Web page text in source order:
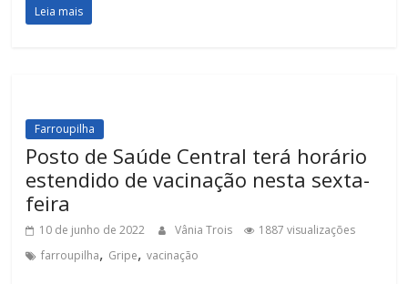
Leia mais
Farroupilha
Posto de Saúde Central terá horário
estendido de vacinação nesta sexta-
feira
10 de junho de 2022 Vânia Trois
1887 visualizações
farroupilha, Gripe,vacinação